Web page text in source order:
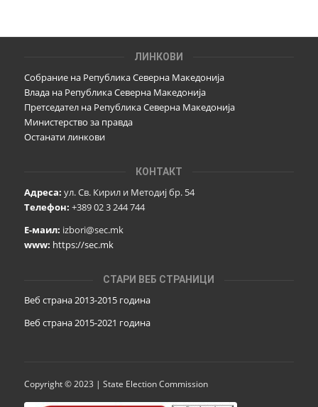
ЛИНКОВИ
Собрание на Република Северна Македонија
Влада на Република Северна Македонија
Претседател на Република Северна Македонија
Министерство за правда
Останати линкови
КОНТАКТ
Адреса: ул. Св. Кирил и Методиј бр. 54
Телефон: +389 02 3 244 744
Е-маил: izbori@sec.mk
www: https://sec.mk
СТАРИ ВЕБ СТРАНИЦИ
Веб страна 2013-2015 година
Веб страна 2015-2021 година
Copyright © 2023 | State Election Commission